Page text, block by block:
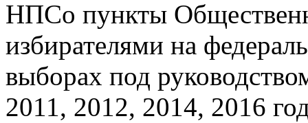
НПСо пункты
избирателями на
выборах под
2011, 2012, 2014, 2016